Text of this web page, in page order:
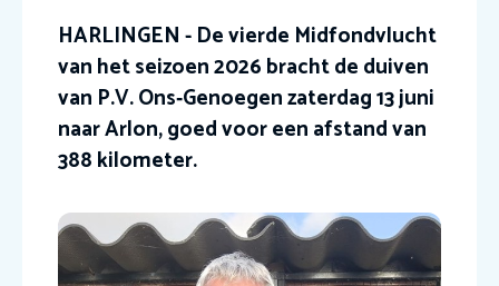
HARLINGEN - De vierde Midfondvlucht
van het seizoen 2026 bracht de duiven
van P.V. Ons‑Genoegen zaterdag 13 juni
naar Arlon, goed voor een afstand van
388 kilometer.